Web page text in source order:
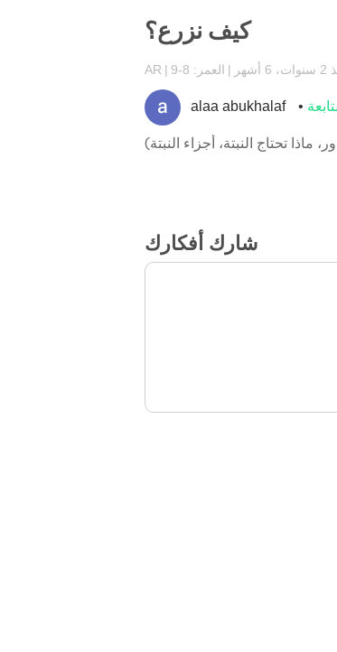
كيف نزرع؟
AR العمر: 8-9
alaa abukhalaf
تحتاج النبتة، أجزاء النبتة)
شارك أفكارك